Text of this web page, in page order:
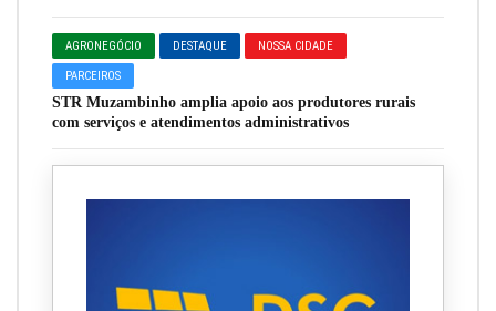
AGRONEGÓCIO DESTAQUE NOSSA CIDADE
PARCEIROS
STR Muzambinho amplia apoio aos produtores rurais
com serviços e atendimentos administrativos